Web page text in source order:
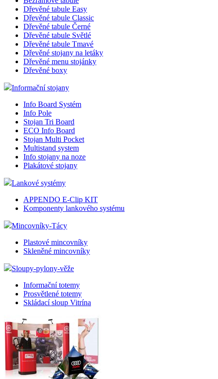
Dřevěné tabule Easy
Dřevěné tabule Classic
Dřevěné tabule Černé
Dřevěné tabule Světlé
Dřevěné tabule Tmavé
Dřevěné stojany na letáky
Dřevěné menu stojánky
Dřevěné boxy
Informační stojany
Info Board Systém
Info Pole
Stojan Tri Board
ECO Info Board
Stojan Multi Pocket
Multistand system
Info stojany na noze
Plakátové stojany
Lankové systémy
APPENDO E-Clip KIT
Komponenty lankového systému
Mincovníky-Tácy
Plastové mincovníky
Skleněné mincovníky
Sloupy-pylony-věže
Informační totemy
Prosvětlené totemy
Skládací sloup Vitrína